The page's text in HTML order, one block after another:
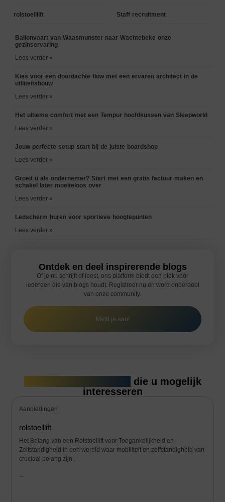
rolstoelllift Staff recruitment
Ballonvaart van Waasmunster naar Wachtebeke onze
gezinservaring
Lees verder »
Kies voor een doordachte flow met een ervaren architect in de
utiliteitsbouw
Lees verder »
Het ultieme comfort met een Tempur hoofdkussen van Sleepworld
Lees verder »
Jouw perfecte setup start bij de juiste boardshop
Lees verder »
Groeit u als ondernemer? Start met een gratis factuur maken en
schakel later moeiteloos over
Lees verder »
Ledscherm huren voor sportieve hoogtepunten
Lees verder »
Ontdek en deel inspirerende blogs
Of je nu schrijft of leest, ons platform biedt een plek voor
iedereen die van blogs houdt. Registreer nu en word onderdeel
van onze community.
Meld je aan!
die u mogelijk
interesseren
Aanbiedingen
rolstoelllift
Het Belang van een Rolstoellift voor Toegankelijkheid en
Zelfstandigheid In een wereld waar mobiliteit en zelfstandigheid van
cruciaal belang zijn,
...